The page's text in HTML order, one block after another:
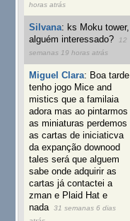
horas atrás
Silvana: ks Moku tower,
alguém interessado?
12
semanas 19 horas atrás
Miguel Clara: Boa tarde
tenho jogo Mice and
mistics que a familaia
adora mas ao pintarmos
as miniaturas perdemos
as cartas de iniciaticva
da expanção downood
tales será que alguem
sabe onde adquirir as
cartas já contactei a
zman e Plaid Hat e
nada
31 semanas 6 dias